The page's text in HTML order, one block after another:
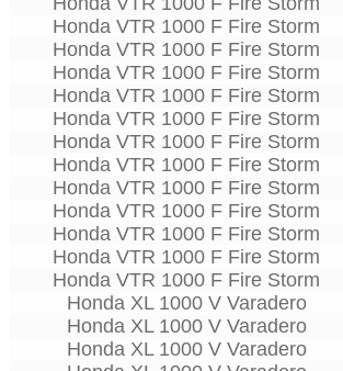
Honda VTR 1000 F Fire Storm
Honda VTR 1000 F Fire Storm
Honda VTR 1000 F Fire Storm
Honda VTR 1000 F Fire Storm
Honda VTR 1000 F Fire Storm
Honda VTR 1000 F Fire Storm
Honda VTR 1000 F Fire Storm
Honda VTR 1000 F Fire Storm
Honda VTR 1000 F Fire Storm
Honda VTR 1000 F Fire Storm
Honda VTR 1000 F Fire Storm
Honda VTR 1000 F Fire Storm
Honda XL 1000 V Varadero
Honda XL 1000 V Varadero
Honda XL 1000 V Varadero